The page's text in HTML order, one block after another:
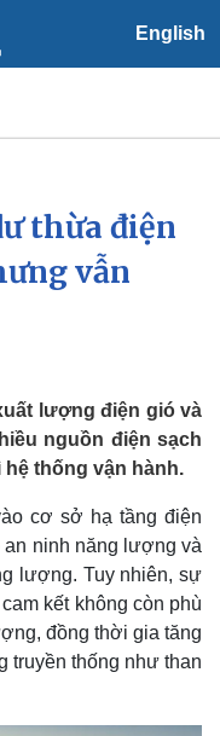
English
24h
thời tiết
dục
thừa điện
vẫn
lượng điện gió và
nguồn điện sạch
thống vận hành.
cơ sở hạ tầng điện
an ninh năng lượng và
lượng. Tuy nhiên, sự
kết không còn phù
đồng thời gia tăng
truyền thống như than